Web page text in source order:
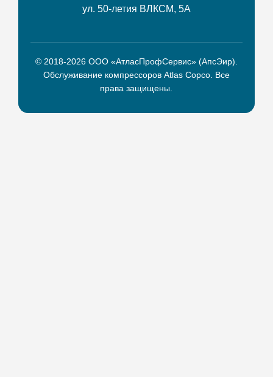
ул. 50-летия ВЛКСМ, 5А
© 2018-2026 ООО «АтласПрофСервис» (АпсЭир).
Обслуживание компрессоров Atlas Copco. Все
права защищены.